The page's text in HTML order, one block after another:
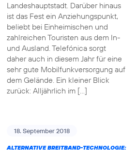
Landeshauptstadt. Darüber hinaus
ist das Fest ein Anziehungspunkt,
beliebt bei Einheimischen und
zahlreichen Touristen aus dem In-
und Ausland. Telefónica sorgt
daher auch in diesem Jahr für eine
sehr gute Mobilfunkversorgung auf
dem Gelände. Ein kleiner Blick
zurück: Alljährlich im […]
18. September 2018
ALTERNATIVE BREITBAND-TECHNOLOGIE: